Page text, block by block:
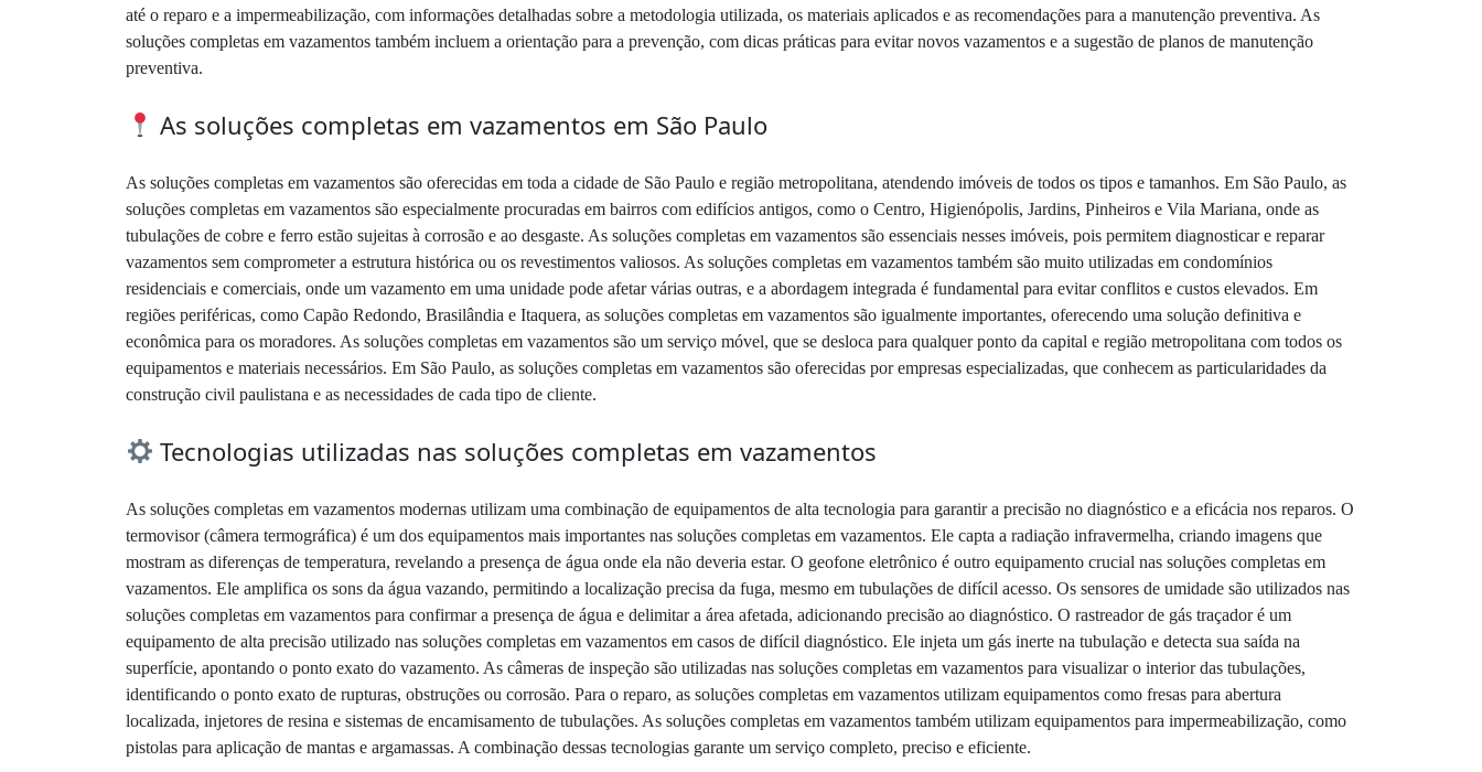
até o reparo e a impermeabilização, com informações detalhadas sobre a metodologia utilizada, os materiais aplicados e as recomendações para a manutenção preventiva. As
soluções completas em vazamentos também incluem a orientação para a prevenção, com dicas práticas para evitar novos vazamentos e a sugestão de planos de manutenção
preventiva.
As soluções completas em vazamentos em São Paulo
As soluções completas em vazamentos são oferecidas em toda a cidade de São Paulo e região metropolitana, atendendo imóveis de todos os tipos e tamanhos. Em São Paulo, as
soluções completas em vazamentos são especialmente procuradas em bairros com edifícios antigos, como o Centro, Higienópolis, Jardins, Pinheiros e Vila Mariana, onde as
tubulações de cobre e ferro estão sujeitas à corrosão e ao desgaste. As soluções completas em vazamentos são essenciais nesses imóveis, pois permitem diagnosticar e reparar
vazamentos sem comprometer a estrutura histórica ou os revestimentos valiosos. As soluções completas em vazamentos também são muito utilizadas em condomínios
residenciais e comerciais, onde um vazamento em uma unidade pode afetar várias outras, e a abordagem integrada é fundamental para evitar conflitos e custos elevados. Em
regiões periféricas, como Capão Redondo, Brasilândia e Itaquera, as soluções completas em vazamentos são igualmente importantes, oferecendo uma solução definitiva e
econômica para os moradores. As soluções completas em vazamentos são um serviço móvel, que se desloca para qualquer ponto da capital e região metropolitana com todos os
equipamentos e materiais necessários. Em São Paulo, as soluções completas em vazamentos são oferecidas por empresas especializadas, que conhecem as particularidades da
construção civil paulistana e as necessidades de cada tipo de cliente.
Tecnologias utilizadas nas soluções completas em vazamentos
As soluções completas em vazamentos modernas utilizam uma combinação de equipamentos de alta tecnologia para garantir a precisão no diagnóstico e a eficácia nos reparos. O
termovisor (câmera termográfica) é um dos equipamentos mais importantes nas soluções completas em vazamentos. Ele capta a radiação infravermelha, criando imagens que
mostram as diferenças de temperatura, revelando a presença de água onde ela não deveria estar. O geofone eletrônico é outro equipamento crucial nas soluções completas em
vazamentos. Ele amplifica os sons da água vazando, permitindo a localização precisa da fuga, mesmo em tubulações de difícil acesso. Os sensores de umidade são utilizados nas
soluções completas em vazamentos para confirmar a presença de água e delimitar a área afetada, adicionando precisão ao diagnóstico. O rastreador de gás traçador é um
equipamento de alta precisão utilizado nas soluções completas em vazamentos em casos de difícil diagnóstico. Ele injeta um gás inerte na tubulação e detecta sua saída na
superfície, apontando o ponto exato do vazamento. As câmeras de inspeção são utilizadas nas soluções completas em vazamentos para visualizar o interior das tubulações,
identificando o ponto exato de rupturas, obstruções ou corrosão. Para o reparo, as soluções completas em vazamentos utilizam equipamentos como fresas para abertura
localizada, injetores de resina e sistemas de encamisamento de tubulações. As soluções completas em vazamentos também utilizam equipamentos para impermeabilização, como
pistolas para aplicação de mantas e argamassas. A combinação dessas tecnologias garante um serviço completo, preciso e eficiente.